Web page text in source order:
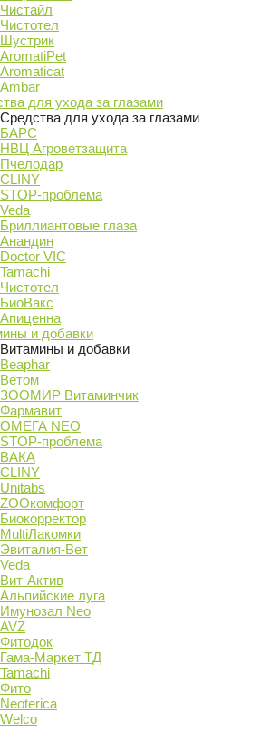
Чистайл
Чистотел
Шустрик
AromatiPet
Aromaticat
Ambar
для ухода за глазами
Средства для ухода за глазами
БАРС
НВЦ Агроветзащита
Пчелодар
CLINY
STOP-проблема
Veda
Бриллиантовые глаза
Анандин
Doctor VIC
Tamachi
Чистотел
БиоВакс
Апиценна
и добавки
Витамины и добавки
Beaphar
Ветом
ЗООМИР Витаминчик
Фармавит
ОМЕГА NEO
STOP-проблема
ВАКА
CLINY
Unitabs
ZOOкомфорт
Биокорректор
MultiЛакомки
Эвиталия-Вет
Veda
Вит-Актив
Альпийские луга
Имунозал Neo
AVZ
Фитодок
Гама-Маркет ТД
Tamachi
Фито
Neoterica
Welco